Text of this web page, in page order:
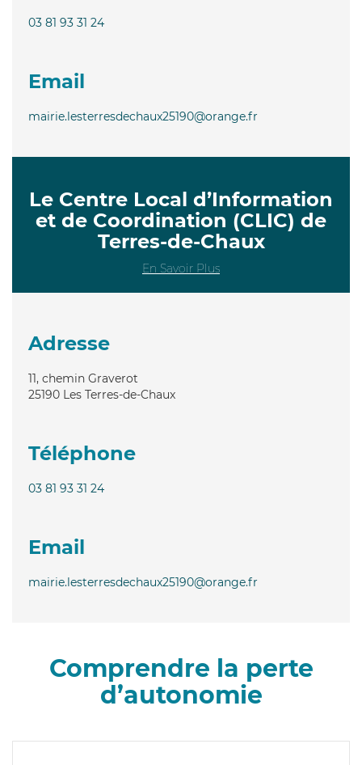
03 81 93 31 24
Email
mairie.lesterresdechaux25190@orange.fr
Le Centre Local d’Information
et de Coordination (CLIC) de
Terres-de-Chaux
En Savoir Plus
Adresse
11, chemin Graverot
25190 Les Terres-de-Chaux
Téléphone
03 81 93 31 24
Email
mairie.lesterresdechaux25190@orange.fr
Comprendre la perte
d’autonomie